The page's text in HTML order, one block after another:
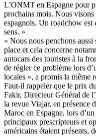
L’ONMT en Espagne pour
prochains mois. Nous
espagnols. Un roadchow est
sens. »
« Nous nous penchons
place et cela concerne
autocars des touristes à la
de régler ce problème lors
locales », a promis la même
Faut-il rappeler que le prix
Fakir, Directeur Général de
la revue Viajar, en présence
Maroc en Espagne, lors
principaux prescripteurs et
américains étaient présents,